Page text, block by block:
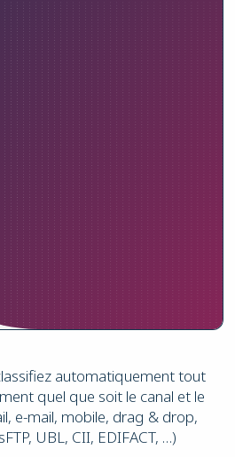
automatiquement tout
quel que soit le canal et le
e-mail, mobile, drag & drop,
UBL, CII, EDIFACT, …)